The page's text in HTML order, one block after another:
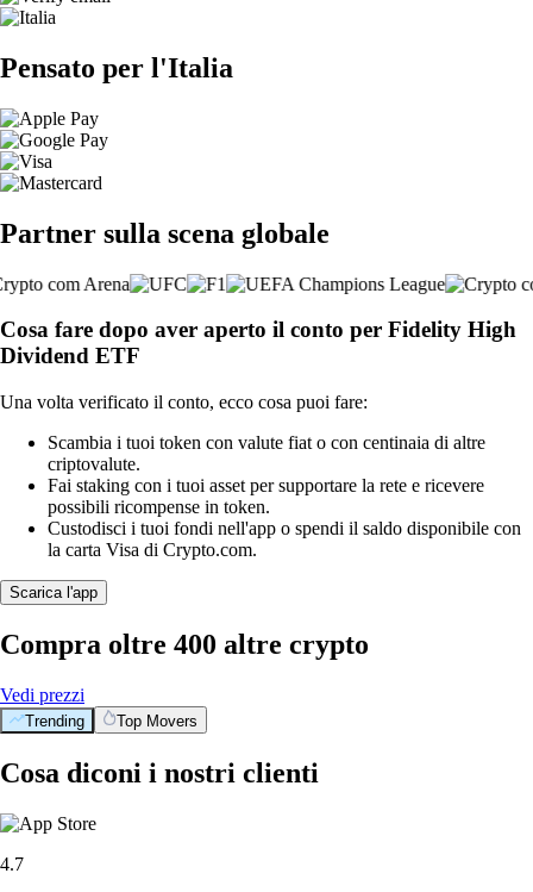
Pensato per l'Italia
Partner sulla scena globale
Cosa fare dopo aver aperto il conto per Fidelity High
Dividend ETF
Una volta verificato il conto, ecco cosa puoi fare:
Scambia i tuoi token con valute fiat o con centinaia di altre
criptovalute.
Fai staking con i tuoi asset per supportare la rete e ricevere
possibili ricompense in token.
Custodisci i tuoi fondi nell'app o spendi il saldo disponibile con
la carta Visa di Crypto.com.
Scarica l'app
Compra oltre 400 altre crypto
Vedi prezzi
Trending Top Movers
Cosa diconi i nostri clienti
4.7